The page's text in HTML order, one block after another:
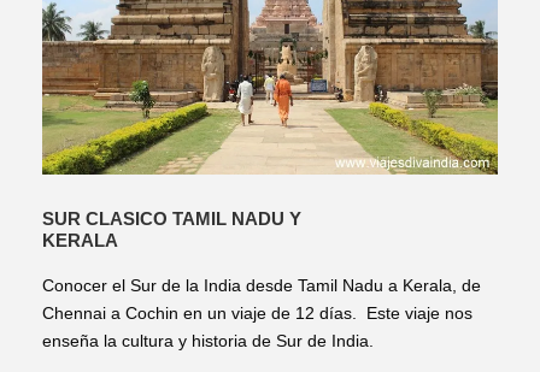
SUR CLASICO TAMIL NADU Y
KERALA
Conocer el Sur de la India desde Tamil Nadu a Kerala, de
Chennai a Cochin en un viaje de 12 días. Este viaje nos
enseña la cultura y historia de Sur de India.